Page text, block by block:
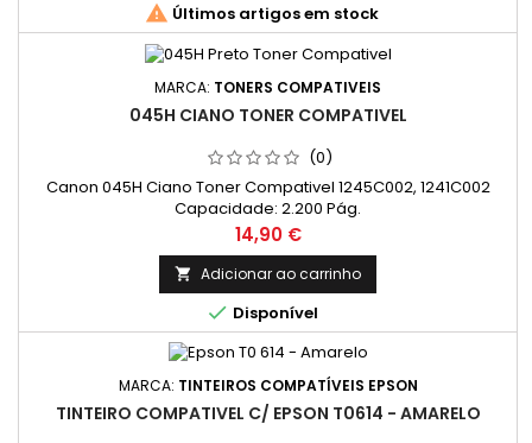
 Últimos artigos em stock
MARCA: TONERS COMPATIVEIS
045H CIANO TONER COMPATIVEL
(0)
Canon 045H Ciano Toner Compativel 1245C002, 1241C002
Capacidade: 2.200 Pág.
Preço
14,90 €
 Adicionar ao carrinho
 Disponível
MARCA: TINTEIROS COMPATÍVEIS EPSON
TINTEIRO COMPATIVEL C/ EPSON T0614 - AMARELO